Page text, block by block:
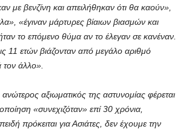
με βενζίνη και απειλήθηκαν ότι θα καούν»,
«έγιναν μάρτυρες βίαιων βιασμών και
το επόμενο θύμα αν το έλεγαν σε κανέναν.
11 ετών βιάζονταν από μεγάλο αριθμό
άλλο».
αξιωματικός της αστυνομίας φέρεται
«συνεχιζόταν» επί 30 χρόνια,
πρόκειται για Ασιάτες, δεν έχουμε την